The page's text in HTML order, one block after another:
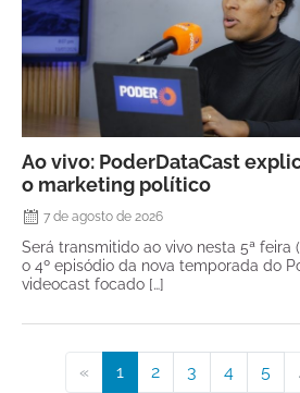
Ao vivo: PoderDataCast
o marketing político
7 de agosto de 2026
Será transmitido ao vivo nesta 5ª feira
o 4º episódio da nova temporada do
videocast focado […]
« 1 2 3 4 5